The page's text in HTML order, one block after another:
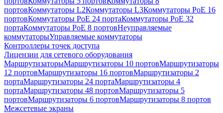
портовКоммутаторы L2Коммутаторы L3Коммутаторы PoE 16
портовКоммутаторы PoE 24 портаКоммутаторы PoE 32
портаКоммутаторы PoE 8 портовНеуправляемые
коммутаторыУправляемые коммутаторы
Контроллеры точек доступа
Лицензии для сетевого оборудования
МаршрутизаторыМаршрутизаторы 10 портовМаршрутизаторы
12 портовМаршрутизаторы 16 портовМаршрутизаторы 2
портаМаршрутизаторы 24 портаМаршрутизаторы 4
портаМаршрутизаторы 48 портовМаршрутизаторы 5
портовМаршрутизаторы 6 портовМаршрутизаторы 8 портов
Межсетевые экраны